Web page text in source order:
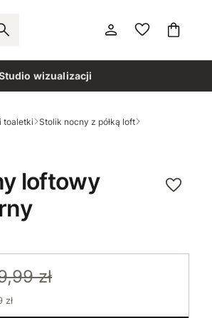
wizualizacji
toaletki Stolik nocny z półką loft
loftowy
zł
zł